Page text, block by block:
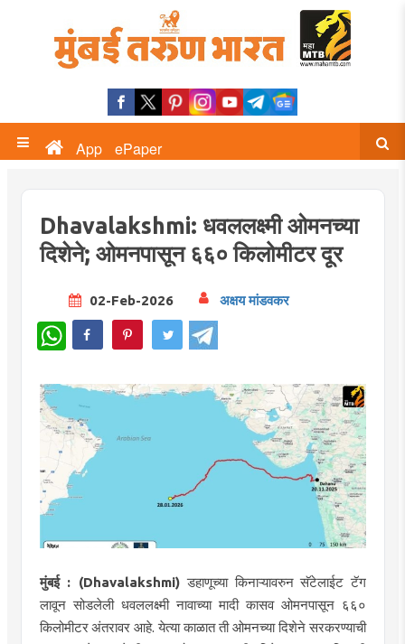
App ePaper
Dhavalakshmi: धवललक्ष्मी ओमनच्या
दिशेने; ओमनपासून ६६० किलोमीटर दूर
02-Feb-2026 अक्षय मांडवकर
WhatsApp
मुंबई : (Dhavalakshmi)डहाणूच्या किनाऱ्यावरुन सॅटेलाईट टॅग
लावून सोडलेली धवललक्ष्मी नावाच्या मादी कासव ओमनपासून ६६०
किलोमीटर अंतरावर आहे. येत्या काळात ती ओमनच्या दिशेने सरकरण्याची